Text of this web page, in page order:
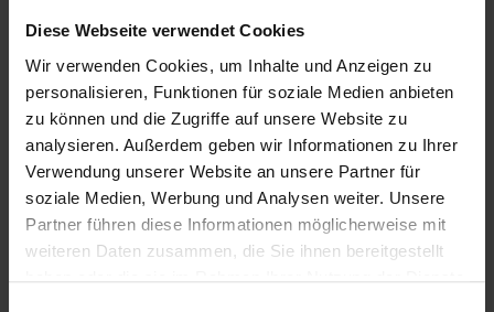
Diese Webseite verwendet Cookies
Wir verwenden Cookies, um Inhalte und Anzeigen zu
personalisieren, Funktionen für soziale Medien anbieten
zu können und die Zugriffe auf unsere Website zu
analysieren. Außerdem geben wir Informationen zu Ihrer
Verwendung unserer Website an unsere Partner für
soziale Medien, Werbung und Analysen weiter. Unsere
Partner führen diese Informationen möglicherweise mit
weiteren Daten zusammen, die Sie ihnen bereitgestellt
haben oder die sie im Rahmen Ihrer Nutzung der Dienste
Produktdetails
Versand & Zahlung
Bewertungen